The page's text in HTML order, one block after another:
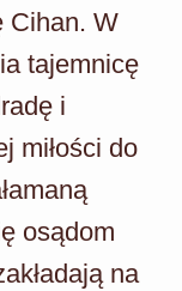
Cihan. W
tajemnicę
i
miłości do
osądom
na